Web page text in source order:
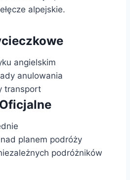
alpejskie.
angielskim
anulowania
transport
planem podróży
podróżników